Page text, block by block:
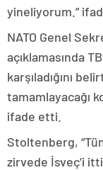
yineliyorum.”
NATO Genel
açıklamasında
karşıladığını
tamamlayacağı
ifade etti.
Stoltenberg,
zirvede İsveç’i